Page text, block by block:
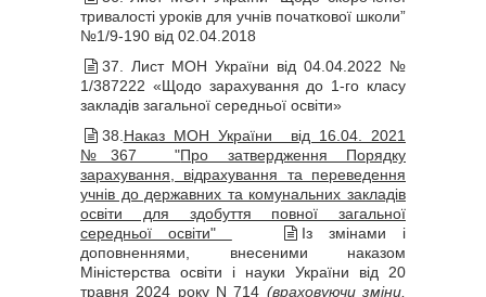
тривалості уроків для учнів початкової школи”
№1/9-190 від 02.04.2018
37. Лист МОН України від 04.04.2022 №
1/387222 «Щодо зарахування до 1-го класу
закладів загальної середньої освіти»
38. Наказ МОН України від 16.04. 2021
№367 "Про затвердження Порядку
зарахування, відрахування та переведення
учнів до державних та комунальних закладів
освіти для здобуття повної загальної
середньої освіти"
Із змінами і
доповненнями, внесеними наказом
Міністерства освіти і науки України від 20
травня 2024 року N 714 (враховуючи зміни,